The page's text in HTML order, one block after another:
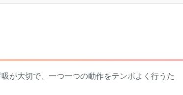
が大切で、一つ一つの動作をテンポよく行うた